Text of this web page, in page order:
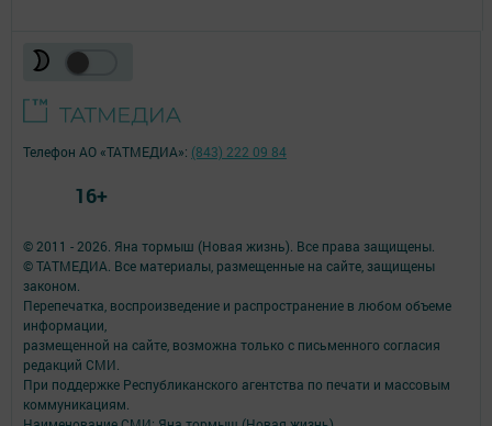
© 2011 - 2026. Яна тормыш (Новая жизнь). Все права защищены.
© ТАТМЕДИА. Все материалы, размещенные на сайте, защищены
законом.
Перепечатка, воспроизведение и распространение в любом объеме
информации,
размещенной на сайте, возможна только с письменного согласия
редакций СМИ.
При поддержке Республиканского агентства по печати и массовым
коммуникациям.
Телефон АО «ТАТМЕДИА»: (843) 222 09 84
16+